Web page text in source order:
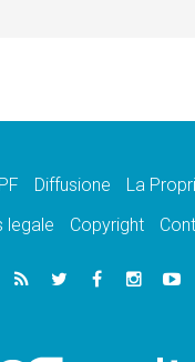
Diffusione La
legale
Copyright